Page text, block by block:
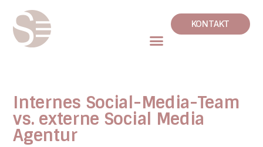
KONTAKT
Internes Social-Media-Team
vs. externe Social Media
Agentur